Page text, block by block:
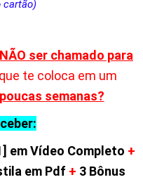
cartão)
ser chamado para
te coloca em um
semanas?
em Vídeo Completo +
em Pdf + 3 Bônus